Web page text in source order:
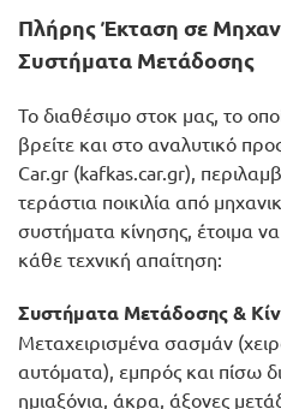
Πλήρης Έκταση σε
Συστήματα Μετάδοσης
Το διαθέσιμο στοκ μας, το
βρείτε και στο αναλυτικό
Car.gr (kafkas.car.gr),
τεράστια ποικιλία από
συστήματα κίνησης, έτοιμα
κάθε τεχνική απαίτηση:
Συστήματα Μετάδοσης &
Μεταχειρισμένα σασμάν
αυτόματα), εμπρός και πίσω
ημιαξόνια, άκρα, άξονες